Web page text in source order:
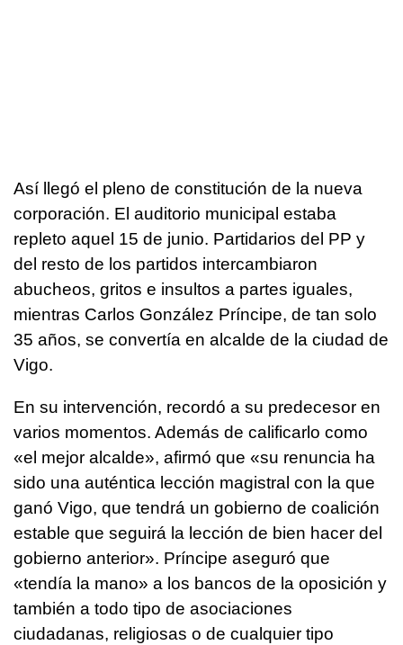
Así llegó el pleno de constitución de la nueva
corporación. El auditorio municipal estaba
repleto aquel 15 de junio. Partidarios del PP y
del resto de los partidos intercambiaron
abucheos, gritos e insultos a partes iguales,
mientras Carlos González Príncipe, de tan solo
35 años, se convertía en alcalde de la ciudad de
Vigo.
En su intervención, recordó a su predecesor en
varios momentos. Además de calificarlo como
«el mejor alcalde», afirmó que «su renuncia ha
sido una auténtica lección magistral con la que
ganó Vigo, que tendrá un gobierno de coalición
estable que seguirá la lección de bien hacer del
gobierno anterior». Príncipe aseguró que
«tendía la mano» a los bancos de la oposición y
también a todo tipo de asociaciones
ciudadanas, religiosas o de cualquier tipo